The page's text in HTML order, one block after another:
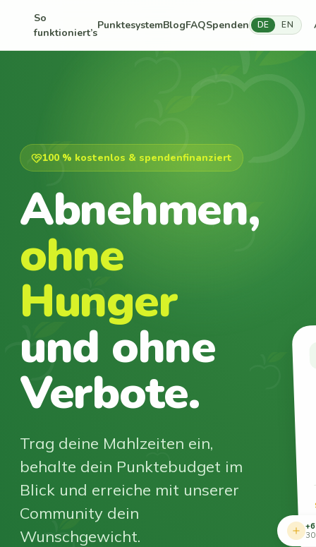
So
funktioniert’s
PunktesystemBlogFAQSpenden DE EN
100 % kostenlos & spendenfinanziert
Abnehmen,
ohne
Hunger
und ohne
Verbote.
Trag deine Mahlzeiten ein,
behalte dein Punktebudget im
Blick und erreiche mit unserer
Community dein
Wunschgewicht.